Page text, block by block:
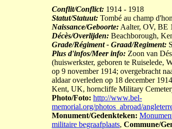
Conflit/Conflict: 1914 - 1918
Statut/Statuut: Tombé au champ
Naissance/Geboorte: Aalter, OV, BE
Décès/Overlijden: Beachborough,
Grade/Régiment - Graad/Regiment:
Plus d'infos/Meer info: Zoon van
(huiswerkster, geboren te Ruiselede,
op 9 november 1914; overgebracht
aldaar overleden op 18 december
Kent, UK, horncliffe Military
Photo/Foto: http://www.bel-
memorial.org/photos_abroad/
Monument/Gedenkteken:
militaire begraafplaats, Commune/